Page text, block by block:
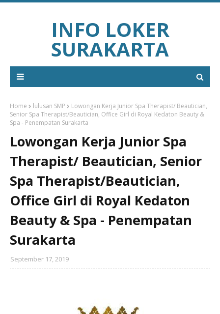
INFO LOKER
SURAKARTA
Home lulusan SMP
Lowongan Kerja Junior Spa Therapist/ Beautician,
Senior Spa Therapist/Beautician, Office Girl di Royal Kedaton Beauty &
Spa - Penempatan Surakarta
Lowongan Kerja Junior Spa
Therapist/ Beautician, Senior
Spa Therapist/Beautician,
Office Girl di Royal Kedaton
Beauty & Spa - Penempatan
Surakarta
September 17, 2019